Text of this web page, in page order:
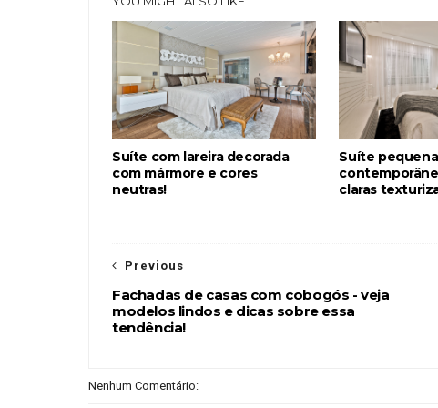
Suíte com lareira decorada
com mármore e cores
neutras!
Suíte
claras
Previous
Fachadas de casas com cobogós - veja
modelos lindos e dicas sobre essa
tendência!
Nenhum Comentário: